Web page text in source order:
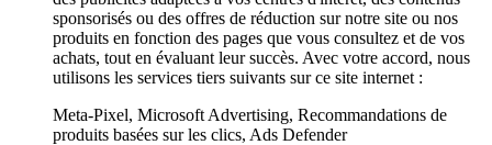
sponsorisés ou des offres de réduction sur notre site ou nos
produits en fonction des pages que vous consultez et de vos
achats, tout en évaluant leur succès. Avec votre accord, nous
utilisons les services tiers suivants sur ce site internet :
Meta-Pixel, Microsoft Advertising, Recommandations de
produits basées sur les clics, Ads Defender